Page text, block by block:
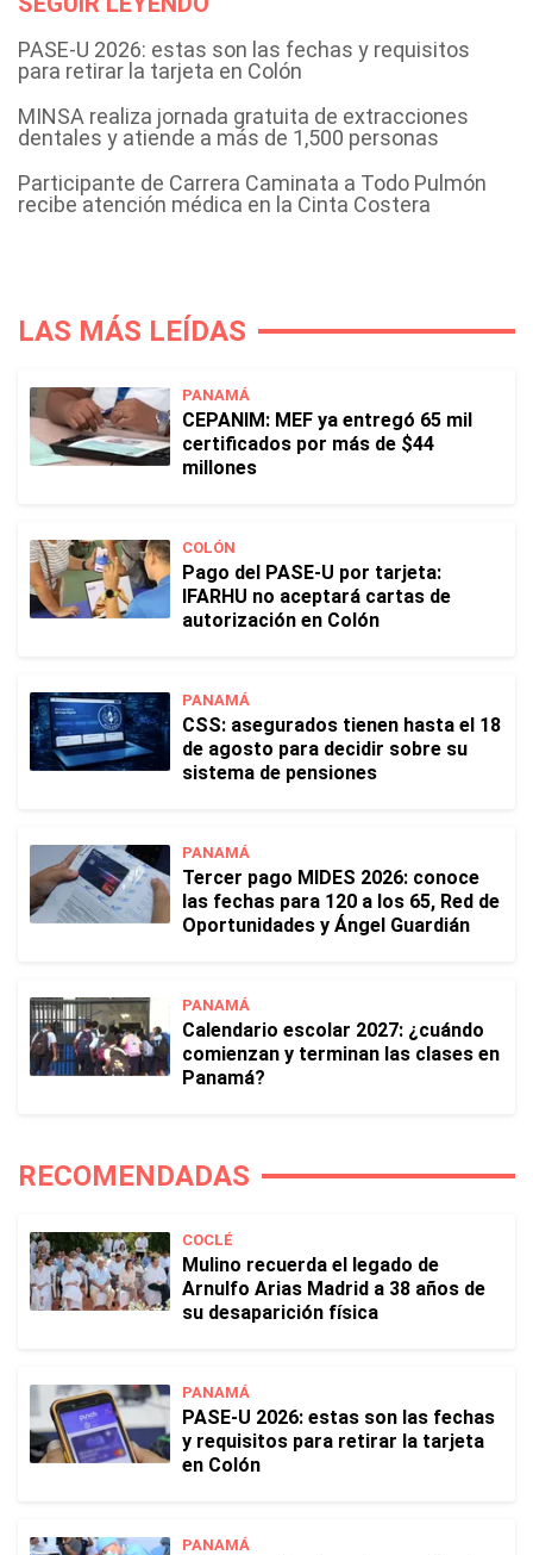
PASE-U 2026: estas son las fechas y requisitos
para retirar la tarjeta en Colón
MINSA realiza jornada gratuita de extracciones
dentales y atiende a más de 1,500 personas
Participante de Carrera Caminata a Todo Pulmón
recibe atención médica en la Cinta Costera
LAS MÁS LEÍDAS
PANAMÁ
CEPANIM: MEF ya entregó 65 mil
certificados por más de $44
millones
COLÓN
Pago del PASE-U por tarjeta:
IFARHU no aceptará cartas de
autorización en Colón
PANAMÁ
CSS: asegurados tienen hasta el 18
de agosto para decidir sobre su
sistema de pensiones
PANAMÁ
Tercer pago MIDES 2026: conoce
las fechas para 120 a los 65, Red de
Oportunidades y Ángel Guardián
PANAMÁ
Calendario escolar 2027: ¿cuándo
comienzan y terminan las clases en
Panamá?
RECOMENDADAS
COCLÉ
Mulino recuerda el legado de
Arnulfo Arias Madrid a 38 años de
su desaparición física
PANAMÁ
PASE-U 2026: estas son las fechas
y requisitos para retirar la tarjeta
en Colón
PANAMÁ